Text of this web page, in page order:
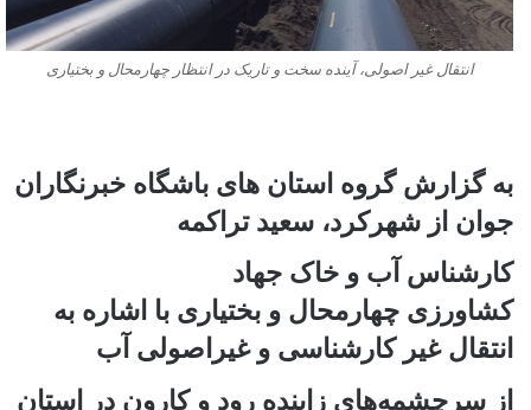
انتقال غیر اصولی، آینده سخت و تاریک در انتظار چهارمحال و بختیاری
به گزارش گروه استان های باشگاه خبرنگاران
جوان از شهرکرد، سعید تراکمه
کارشناس آب و خاک جهاد
کشاورزی چهارمحال و بختیاری با اشاره به
انتقال غیر کارشناسی و غیراصولی آب
از سرچشمه‌های زاینده رود و کارون در استان